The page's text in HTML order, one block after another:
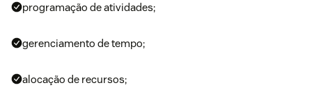
programação de atividades;
gerenciamento de tempo;
alocação de recursos;